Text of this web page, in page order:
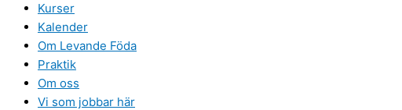
Kurser
Kalender
Om Levande Föda
Praktik
Om oss
Vi som jobbar här